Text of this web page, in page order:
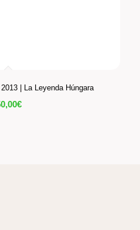
| La Leyenda Húngara
€